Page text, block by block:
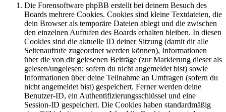
Die Forensoftware phpBB erstellt bei deinem Besuch des
Boards mehrere Cookies. Cookies sind kleine Textdateien, die
dein Browser als temporäre Dateien ablegt und die zwischen
den einzelnen Aufrufen des Boards erhalten bleiben. In diesen
Cookies sind die aktuelle ID deiner Sitzung (damit dir alle
Seitenaufrufe zugeordnet werden können), Informationen
über die von dir gelesenen Beiträge (zur Markierung dieser als
gelesen/ungelesen; sofern du nicht angemeldet bist) sowie
Informationen über deine Teilnahme an Umfragen (sofern du
nicht angemeldet bist) gespeichert. Ferner werden deine
Benutzer-ID, ein Authentifizierungsschlüssel und eine
Session-ID gespeichert. Die Cookies haben standardmäßig